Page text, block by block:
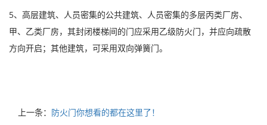
5、高层建筑、人员密集的公共建筑、人员密集的多层丙类厂房、
甲、乙类厂房，其封闭楼梯间的门应采用乙级防火门，并应向疏散
方向开启；其他建筑，可采用双向弹簧门。
上一条：
防火门你想看的都在这里了！